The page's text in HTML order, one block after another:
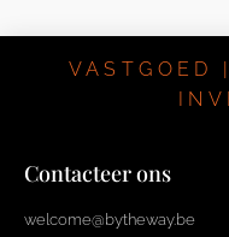
VASTGOED
Contacteer ons
welcome@bytheway.be